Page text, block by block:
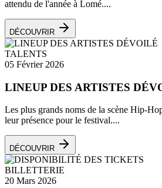
attendu de l'année à Lomé....
DÉCOUVRIR
TALENTS
05 Février 2026
LINEUP DES ARTISTES
Les plus grands noms de la scène Hip-
leur présence pour le festival....
DÉCOUVRIR
BILLETTERIE
20 Mars 2026